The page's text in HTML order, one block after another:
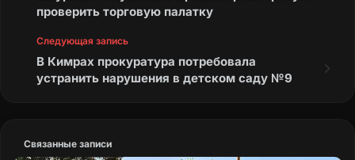
проверить торговую палатку
Следующая запись
В Кимрах прокуратура потребовала
устранить нарушения в детском саду №9
Связанные записи